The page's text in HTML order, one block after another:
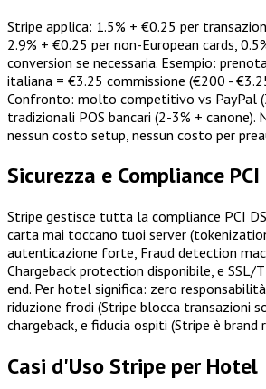
Stripe applica: 1.5% + €0.25 per
2.9% + €0.25 per non-European cards,
conversion se necessaria. Esempio:
italiana = €3.25 commissione (€200 -
Confronto: molto competitivo vs PayPal
tradizionali POS bancari (2-3% + canone).
nessun costo setup, nessun costo per
Sicurezza e Compliance PCI
Stripe gestisce tutta la compliance PCI
carta mai toccano tuoi server
autenticazione forte, Fraud detection
Chargeback protection disponibile, e SSL/
end. Per hotel significa: zero
riduzione frodi (Stripe blocca transazioni
chargeback, e fiducia ospiti (Stripe è brand
Casi d'Uso Stripe per Hotel